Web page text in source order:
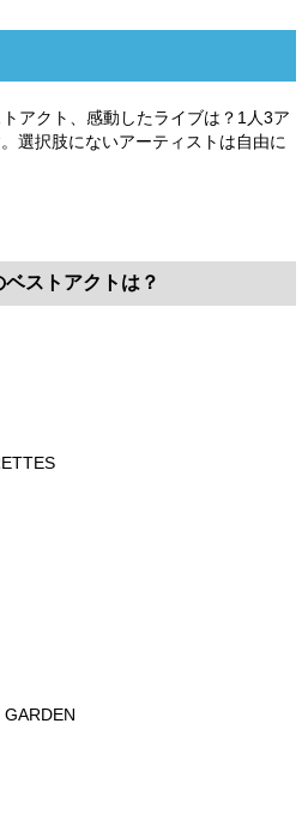
アクト、感動したライブは？1人3ア
選択肢にないアーティストは自由に
ストアクトは？